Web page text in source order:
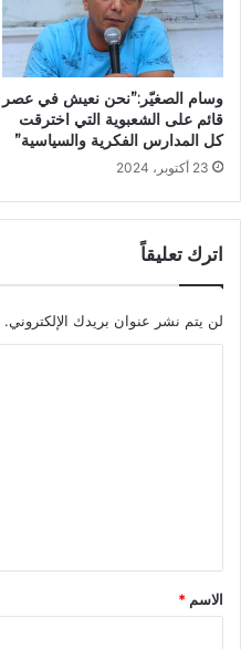
وسام الصغيّر:”نحن نعيش في عصر
قائم على الشعبوية التي اخترقت
كل المدارس الفكرية والسياسية”
23 أكتوبر، 2024
اترك تعليقاً
لن يتم نشر عنوان بريدك الإلكتروني.
*
الاسم *